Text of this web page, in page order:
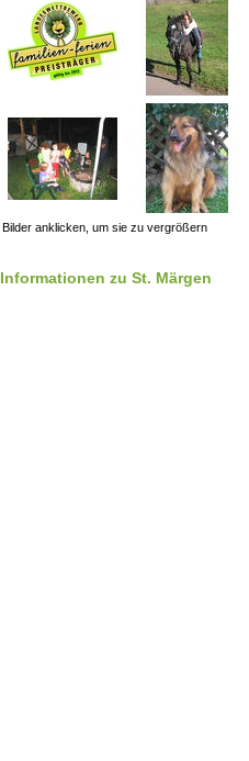
Bilder anklicken, um sie zu vergrößern
Informationen zu St. Märgen